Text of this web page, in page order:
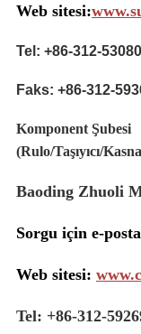
Web sitesi:
Tel: +86-312-
Faks: +86-312-
Komponent Şubesi
(Rulo/Taşıyıcı/
Baoding Zhuoli
Sorgu için e-
Web sitesi:
Tel: +86-312-